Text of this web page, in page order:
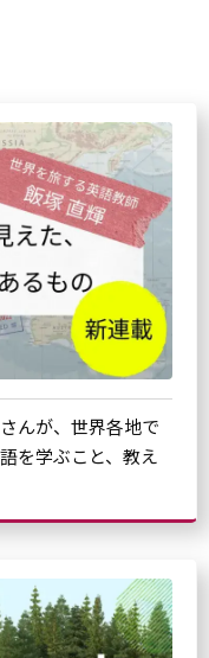
んが、世界各地で
を学ぶこと、教え